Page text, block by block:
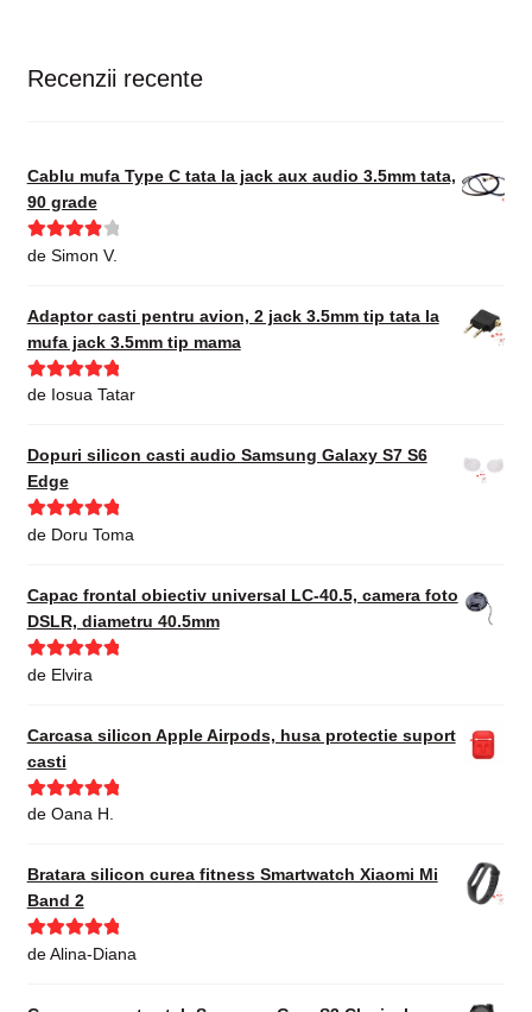
Recenzii recente
Cablu mufa Type C tata la jack aux audio 3.5mm tata,
90 grade
Evaluat la
de Simon V.
Adaptor casti pentru avion, 2 jack 3.5mm tip tata la
mufa jack 3.5mm tip mama
Evaluat la5
de Iosua Tatar
Dopuri silicon casti audio Samsung Galaxy S7 S6
Edge
Evaluat la5
de Doru Toma
Capac frontal obiectiv universal LC-40.5, camera foto
DSLR, diametru 40.5mm
Evaluat la
de Elvira
Carcasa silicon Apple Airpods, husa protectie suport
casti
Evaluat la5
de Oana H.
Bratara silicon curea fitness Smartwatch Xiaomi Mi
Band 2
Evaluat la5
de Alina-Diana